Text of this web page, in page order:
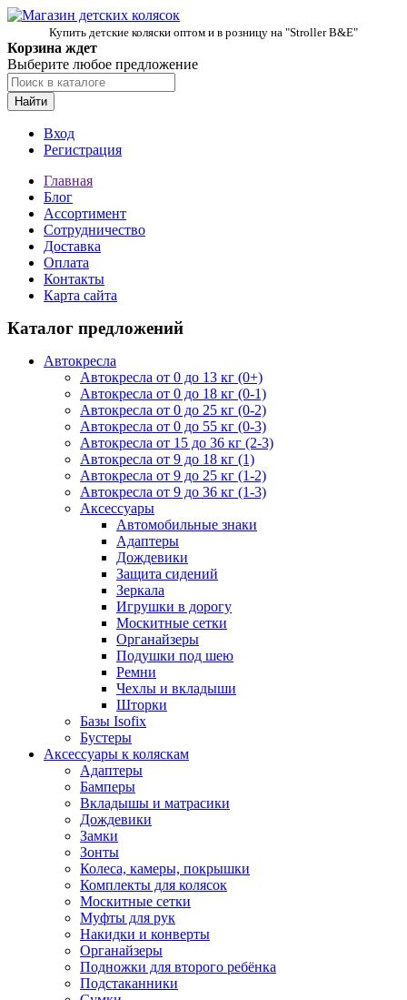
Купить детские коляски оптом и в розницу на "Stroller B&E"
Корзина ждет
Выберите любое предложение
Найти
Вход
Регистрация
Главная
Блог
Ассортимент
Сотрудничество
Доставка
Оплата
Контакты
Карта сайта
Каталог предложений
Автокресла
Автокресла от 0 до 13 кг (0+)
Автокресла от 0 до 18 кг (0-1)
Автокресла от 0 до 25 кг (0-2)
Автокресла от 0 до 55 кг (0-3)
Автокресла от 15 до 36 кг (2-3)
Автокресла от 9 до 18 кг (1)
Автокресла от 9 до 25 кг (1-2)
Автокресла от 9 до 36 кг (1-3)
Аксессуары
Автомобильные знаки
Адаптеры
Дождевики
Защита сидений
Зеркала
Игрушки в дорогу
Москитные сетки
Органайзеры
Подушки под шею
Ремни
Чехлы и вкладыши
Шторки
Базы Isofix
Бустеры
Аксессуары к коляскам
Адаптеры
Бамперы
Вкладышы и матрасики
Дождевики
Замки
Зонты
Колеса, камеры, покрышки
Комплекты для колясок
Москитные сетки
Муфты для рук
Накидки и конверты
Органайзеры
Подножки для второго ребёнка
Подстаканники